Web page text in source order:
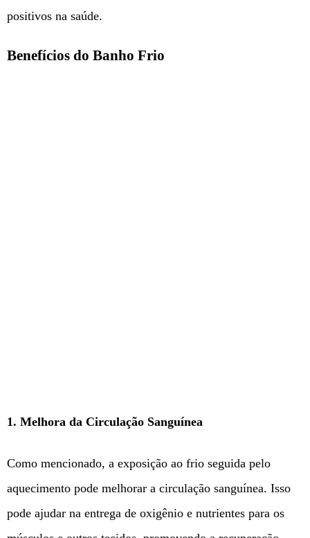
positivos na saúde.
Benefícios do Banho Frio
1. Melhora da Circulação Sanguínea
Como mencionado, a exposição ao frio seguida pelo
aquecimento pode melhorar a circulação sanguínea. Isso
pode ajudar na entrega de oxigênio e nutrientes para os